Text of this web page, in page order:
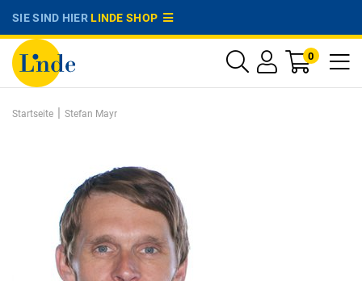
SIE SIND HIERLINDE SHOP
0
Startseite | Stefan Mayr